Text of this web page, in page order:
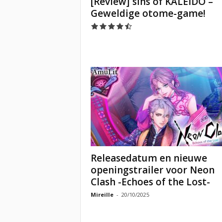
Geweldige otome-game!
Releasedatum en nieuwe
openingstrailer voor Neon
Clash -Echoes of the Lost-
Mireille - 20/10/2025